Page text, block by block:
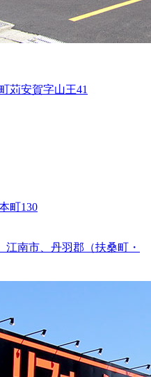
苅安賀字山王41
町130
南市、丹羽郡（扶桑町・